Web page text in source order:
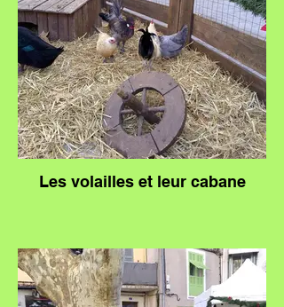
Les volailles et leur cabane